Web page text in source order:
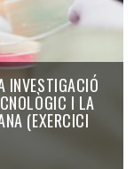
INVESTIGACIÓ
I LA
(EXERCICI